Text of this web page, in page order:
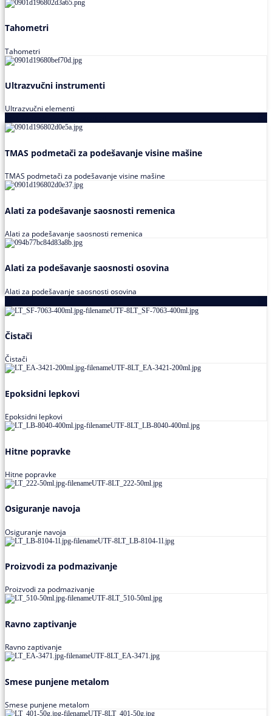
Tahometri
Tahometri
Ultrazvučni instrumenti
Ultrazvučni elementi
TMAS podmetači za podešavanje visine mašine
TMAS podmetači za podešavanje visine mašine
Alati za podešavanje saosnosti remenica
Alati za podešavanje saosnosti remenica
Alati za podešavanje saosnosti osovina
Alati za podešavanje saosnosti osovina
Čistači
Čistači
Epoksidni lepkovi
Epoksidni lepkovi
Hitne popravke
Hitne popravke
Osiguranje navoja
Osiguranje navoja
Proizvodi za podmazivanje
Proizvodi za podmazivanje
Ravno zaptivanje
Ravno zaptivanje
Smese punjene metalom
Smese punjene metalom